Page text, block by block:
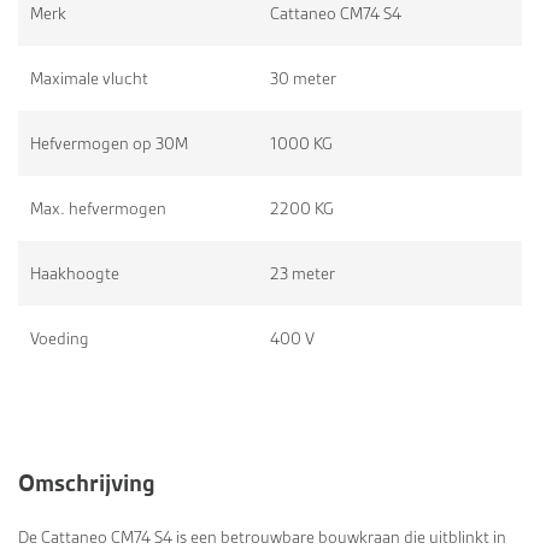
Merk Cattaneo CM74 S4
Maximale vlucht 30 meter
Hefvermogen op 30M 1000 KG
Max. hefvermogen 2200 KG
Haakhoogte 23 meter
Voeding 400 V
Omschrijving
De Cattaneo CM74 S4 is een betrouwbare bouwkraan die uitblinkt in